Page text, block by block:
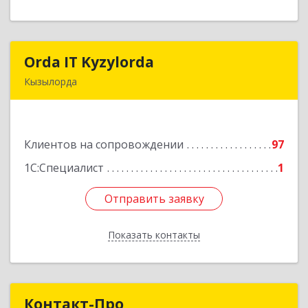
Orda IT Kyzylorda
Кызылорда
Клиентов на сопровождении
97
1С:Специалист
1
Отправить заявку
Показать контакты
Подробнее
Отправить заявку
Назад
Контакт-Про